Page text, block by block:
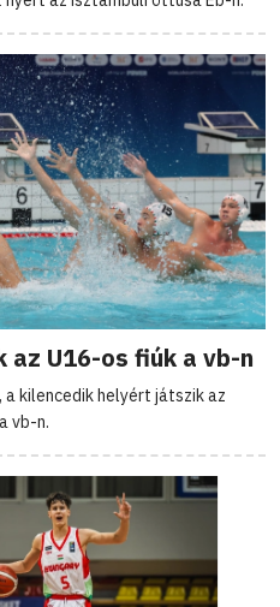
U16-os fiúk a vb-n
kilencedik helyért játszik az
vb-n.